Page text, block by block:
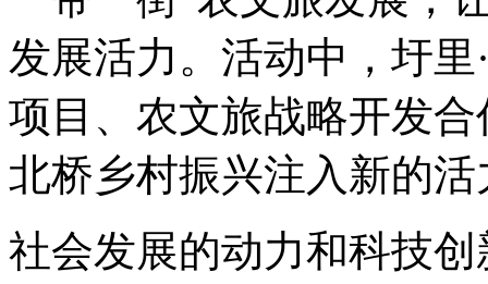
发展活力。活动中，圩
项目、农文旅战略开发
北桥乡村振兴注入新的活
社会发展的动力和科技